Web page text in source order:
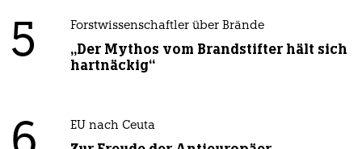
5 Forstwissenschaftler über Brände
„Der Mythos vom Brandstifter hält sich
hartnäckig“
EU nach Ceuta